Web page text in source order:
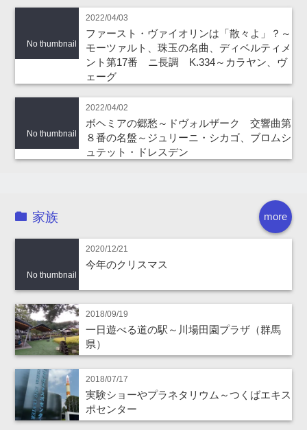
No thumbnail
2022/04/03
ファースト・ヴァイオリンは「散々よ」？～
モーツァルト、珠玉の名曲、ディベルティメ
ント第17番 ニ長調 K.334～カラヤン、ヴ
ェーグ
No thumbnail
2022/04/02
ボヘミアの郷愁～ドヴォルザーク 交響曲第
８番の名盤～ジュリーニ・シカゴ、ブロムシ
ュテット・ドレスデン
more
家族
No thumbnail
2020/12/21
今年のクリスマス
2018/09/19
一日遊べる道の駅～川場田園プラザ（群馬
県）
2018/07/17
実験ショーやプラネタリウム～つくばエキス
ポセンター